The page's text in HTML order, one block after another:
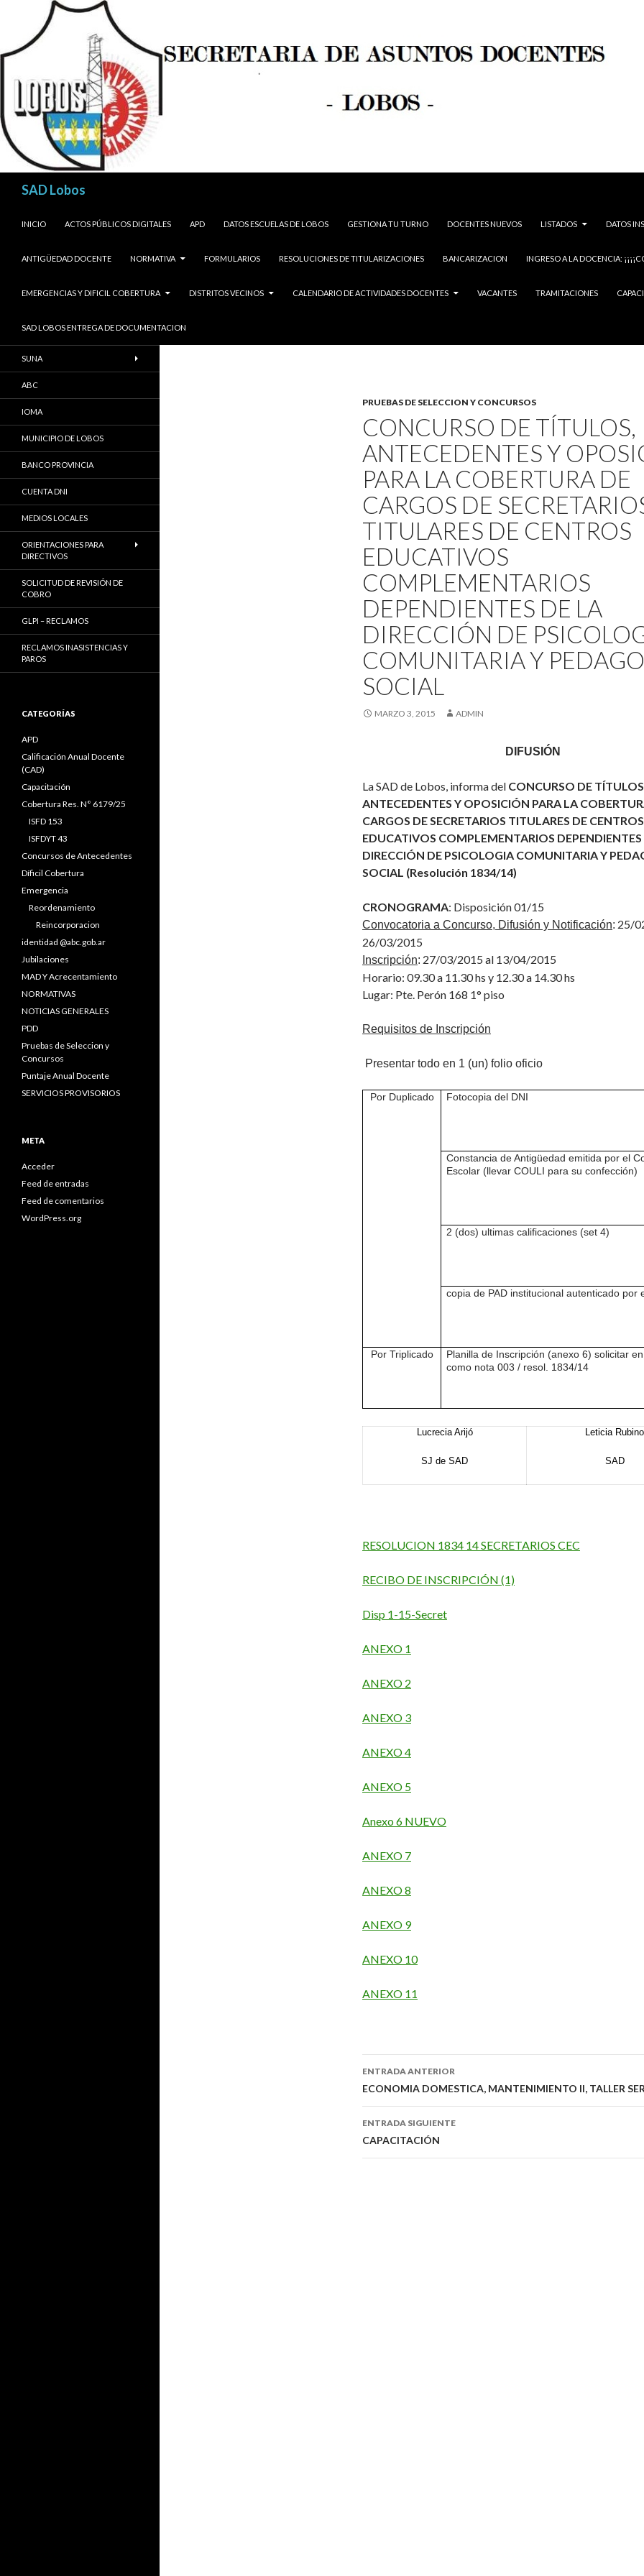
SAD Lobos
INICIO
ACTOS PÚBLICOS DIGITALES APD DATOS ESCUELAS DE LOBOS GESTIONA TU TURNO DOCENTES NUEVOS LISTADOS DATOS
ANTIGÜEDAD DOCENTE NORMATIVA FORMULARIOS RESOLUCIONES DE TITULARIZACIONES BANCARIZACION INGRESO A LA DOCENCIA:
EMERGENCIAS Y DIFICIL COBERTURA DISTRITOS VECINOS CALENDARIO DE ACTIVIDADES DOCENTES VACANTES TRAMITACIONES
SAD LOBOS ENTREGA DE DOCUMENTACION
PRUEBAS DE SELECCION Y CONCURSOS
CONCURSO DE TÍTULOS,
ANTECEDENTES Y
PARA LA COBERTURA DE
CARGOS DE
TITULARES DE CENTROS
EDUCATIVOS
COMPLEMENTARIOS
DEPENDIENTES DE LA
DIRECCIÓN DE
COMUNITARIA Y
SOCIAL
MARZO 3, 2015 ADMIN
DIFUSIÓN
La SAD de Lobos, informa del CONCURSO DE
ANTECEDENTES Y OPOSICIÓN PARA LA
CARGOS DE SECRETARIOS TITULARES DE CENTROS
EDUCATIVOS COMPLEMENTARIOS DEPENDIENTES
DIRECCIÓN DE PSICOLOGIA COMUNITARIA Y
SOCIAL (Resolución 1834/14)
CRONOGRAMA: Disposición 01/15
Convocatoria a Concurso, Difusión y Notificación: 25/
26/03/2015
Inscripción: 27/03/2015 al 13/04/2015
Horario: 09.30 a 11.30 hs y 12.30 a 14.30 hs
Lugar: Pte. Perón 168 1° piso
Requisitos de Inscripción
Presentar todo en 1 (un) folio oficio
Por Duplicado Fotocopia del DNI
Constancia de Antigüedad emitida por el
Escolar (llevar COULI para su confección)
2 (dos) ultimas calificaciones (set 4)
copia de PAD institucional autenticado por
Por Triplicado
Planilla de Inscripción (anexo 6) solicitar
como nota 003 / resol. 1834/14
Lucrecia Arijó
SJ de SAD
Leticia Rubino
SAD
RESOLUCION 1834 14 SECRETARIOS CEC
RECIBO DE INSCRIPCIÓN (1)
Disp 1-15-Secret
ANEXO 1
ANEXO 2
ANEXO 3
ANEXO 4
ANEXO 5
Anexo 6 NUEVO
ANEXO 7
ANEXO 8
ANEXO 9
ANEXO 10
ANEXO 11
Navegación
de
entradas
ENTRADA ANTERIOR
ECONOMIA DOMESTICA, MANTENIMIENTO II, TALLER
ENTRADA SIGUIENTE
CAPACITACIÓN
SUNA
ABC
IOMA
MUNICIPIO DE LOBOS
BANCO PROVINCIA
CUENTA DNI
MEDIOS LOCALES
ORIENTACIONES PARA
DIRECTIVOS
SOLICITUD DE REVISIÓN DE
COBRO
GLPI – RECLAMOS
RECLAMOS INASISTENCIAS Y
PAROS
CATEGORÍAS
APD
Calificación Anual Docente
(CAD)
Capacitación
Cobertura Res. N° 6179/25
ISFD 153
ISFDYT 43
Concursos de Antecedentes
Díficil Cobertura
Emergencia
Reordenamiento
Reincorporacion
identidad @abc.gob.ar
Jubilaciones
MAD Y Acrecentamiento
NORMATIVAS
NOTICIAS GENERALES
PDD
Pruebas de Seleccion y
Concursos
Puntaje Anual Docente
SERVICIOS PROVISORIOS
META
Acceder
Feed de entradas
Feed de comentarios
WordPress.org